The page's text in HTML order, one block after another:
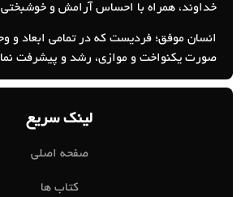
خداوند، همراه با احساس آرامش و
انسان موفق؛ فردیست که در تمامی ابعاد و
صورت یکنواخت و موازی، رشد و پیشرفت
لینک سریع
صفحه اصلی
کتاب ها